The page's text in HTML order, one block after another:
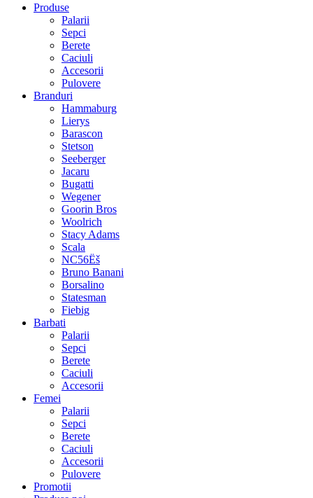
Produse
Palarii
Sepci
Berete
Caciuli
Accesorii
Pulovere
Branduri
Hammaburg
Lierys
Barascon
Stetson
Seeberger
Jacaru
Bugatti
Wegener
Goorin Bros
Woolrich
Stacy Adams
Scala
NC56Ëš
Bruno Banani
Borsalino
Statesman
Fiebig
Barbati
Palarii
Sepci
Berete
Caciuli
Accesorii
Femei
Palarii
Sepci
Berete
Caciuli
Accesorii
Pulovere
Promotii